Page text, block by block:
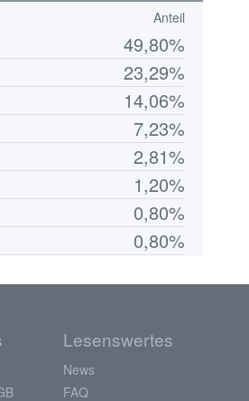
Anteil
49,80%
23,29%
14,06%
7,23%
2,81%
1,20%
0,80%
0,80%
Lesenswertes
News
FAQ